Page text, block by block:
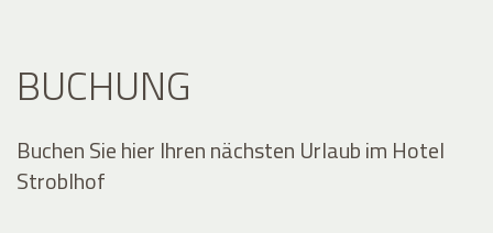
BUCHUNG
Buchen Sie hier Ihren nächsten Urlaub im Hotel
Stroblhof